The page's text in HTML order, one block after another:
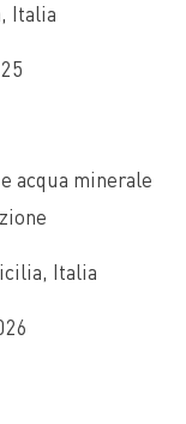
Italia
acqua minerale
Italia